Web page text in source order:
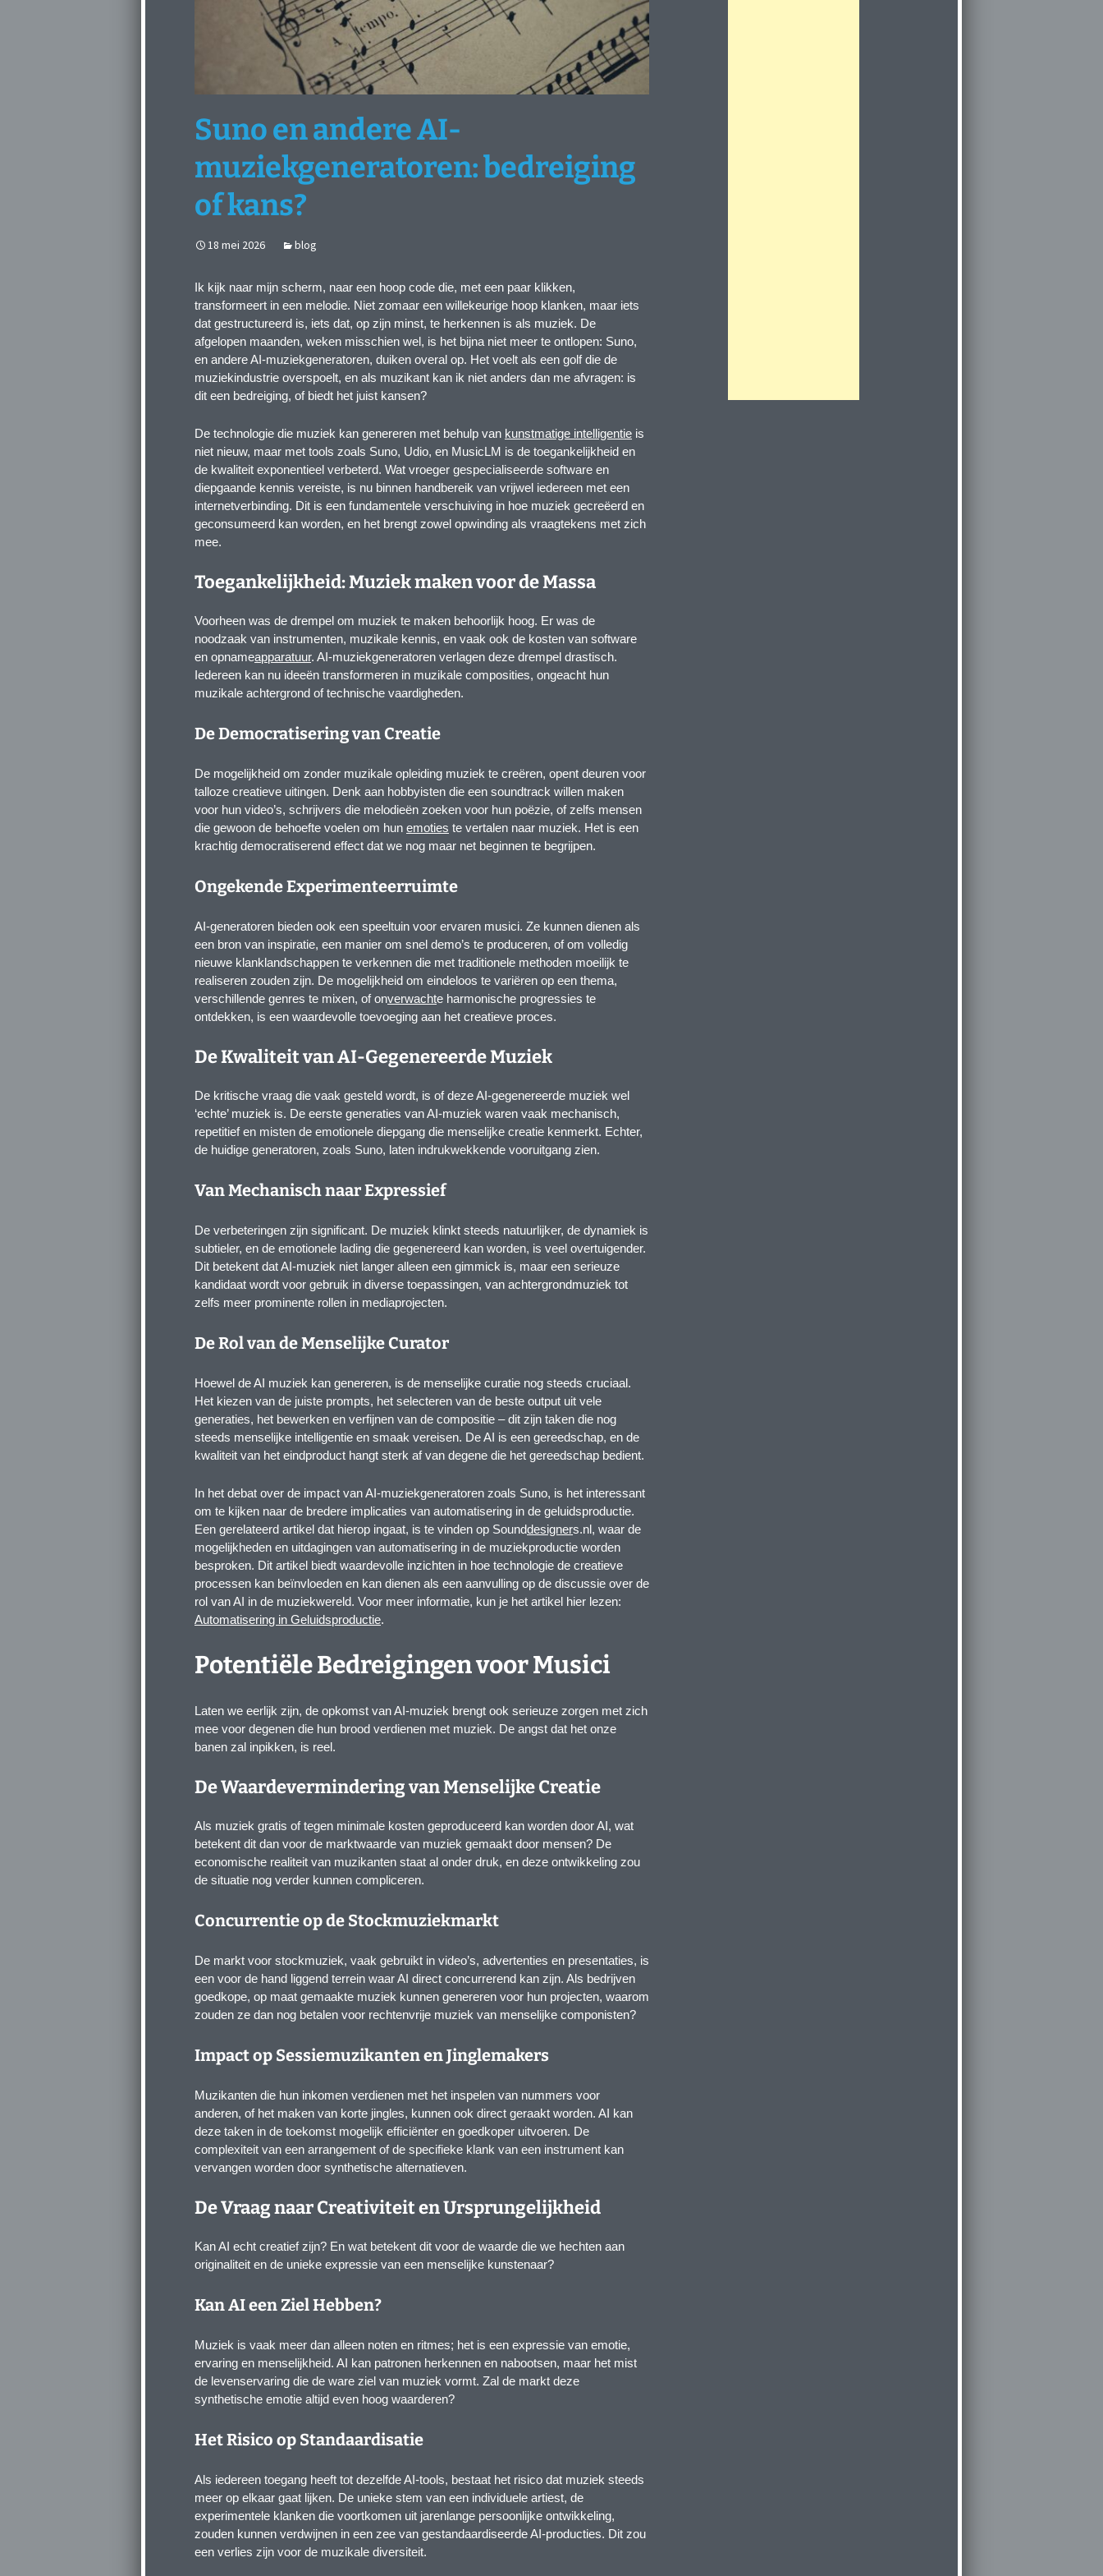
Suno en andere AI-
muziekgeneratoren: bedreiging
of kans?
18 mei 2026 blog
Ik kijk naar mijn scherm, naar een hoop code die, met een paar klikken,
transformeert in een melodie. Niet zomaar een willekeurige hoop klanken, maar iets
dat gestructureerd is, iets dat, op zijn minst, te herkennen is als muziek. De
afgelopen maanden, weken misschien wel, is het bijna niet meer te ontlopen: Suno,
en andere AI-muziekgeneratoren, duiken overal op. Het voelt als een golf die de
muziekindustrie overspoelt, en als muzikant kan ik niet anders dan me afvragen: is
dit een bedreiging, of biedt het juist kansen?
De technologie die muziek kan genereren met behulp van kunstmatige intelligentie is
niet nieuw, maar met tools zoals Suno, Udio, en MusicLM is de toegankelijkheid en
de kwaliteit exponentieel verbeterd. Wat vroeger gespecialiseerde software en
diepgaande kennis vereiste, is nu binnen handbereik van vrijwel iedereen met een
internetverbinding. Dit is een fundamentele verschuiving in hoe muziek gecreëerd en
geconsumeerd kan worden, en het brengt zowel opwinding als vraagtekens met zich
mee.
Toegankelijkheid: Muziek maken voor de Massa
Voorheen was de drempel om muziek te maken behoorlijk hoog. Er was de
noodzaak van instrumenten, muzikale kennis, en vaak ook de kosten van software
en opnameapparatuur. AI-muziekgeneratoren verlagen deze drempel drastisch.
Iedereen kan nu ideeën transformeren in muzikale composities, ongeacht hun
muzikale achtergrond of technische vaardigheden.
De Democratisering van Creatie
De mogelijkheid om zonder muzikale opleiding muziek te creëren, opent deuren voor
talloze creatieve uitingen. Denk aan hobbyisten die een soundtrack willen maken
voor hun video’s, schrijvers die melodieën zoeken voor hun poëzie, of zelfs mensen
die gewoon de behoefte voelen om hun emoties te vertalen naar muziek. Het is een
krachtig democratiserend effect dat we nog maar net beginnen te begrijpen.
Ongekende Experimenteerruimte
AI-generatoren bieden ook een speeltuin voor ervaren musici. Ze kunnen dienen als
een bron van inspiratie, een manier om snel demo’s te produceren, of om volledig
nieuwe klanklandschappen te verkennen die met traditionele methoden moeilijk te
realiseren zouden zijn. De mogelijkheid om eindeloos te variëren op een thema,
verschillende genres te mixen, of onverwachte harmonische progressies te
ontdekken, is een waardevolle toevoeging aan het creatieve proces.
De Kwaliteit van AI-Gegenereerde Muziek
De kritische vraag die vaak gesteld wordt, is of deze AI-gegenereerde muziek wel
‘echte’ muziek is. De eerste generaties van AI-muziek waren vaak mechanisch,
repetitief en misten de emotionele diepgang die menselijke creatie kenmerkt. Echter,
de huidige generatoren, zoals Suno, laten indrukwekkende vooruitgang zien.
Van Mechanisch naar Expressief
De verbeteringen zijn significant. De muziek klinkt steeds natuurlijker, de dynamiek is
subtieler, en de emotionele lading die gegenereerd kan worden, is veel overtuigender.
Dit betekent dat AI-muziek niet langer alleen een gimmick is, maar een serieuze
kandidaat wordt voor gebruik in diverse toepassingen, van achtergrondmuziek tot
zelfs meer prominente rollen in mediaprojecten.
De Rol van de Menselijke Curator
Hoewel de AI muziek kan genereren, is de menselijke curatie nog steeds cruciaal.
Het kiezen van de juiste prompts, het selecteren van de beste output uit vele
generaties, het bewerken en verfijnen van de compositie – dit zijn taken die nog
steeds menselijke intelligentie en smaak vereisen. De AI is een gereedschap, en de
kwaliteit van het eindproduct hangt sterk af van degene die het gereedschap bedient.
In het debat over de impact van AI-muziekgeneratoren zoals Suno, is het interessant
om te kijken naar de bredere implicaties van automatisering in de geluidsproductie.
Een gerelateerd artikel dat hierop ingaat, is te vinden op Sounddesigners.nl, waar de
mogelijkheden en uitdagingen van automatisering in de muziekproductie worden
besproken. Dit artikel biedt waardevolle inzichten in hoe technologie de creatieve
processen kan beïnvloeden en kan dienen als een aanvulling op de discussie over de
rol van AI in de muziekwereld. Voor meer informatie, kun je het artikel hier lezen:
Automatisering in Geluidsproductie.
Potentiële Bedreigingen voor Musici
Laten we eerlijk zijn, de opkomst van AI-muziek brengt ook serieuze zorgen met zich
mee voor degenen die hun brood verdienen met muziek. De angst dat het onze
banen zal inpikken, is reel.
De Waardevermindering van Menselijke Creatie
Als muziek gratis of tegen minimale kosten geproduceerd kan worden door AI, wat
betekent dit dan voor de marktwaarde van muziek gemaakt door mensen? De
economische realiteit van muzikanten staat al onder druk, en deze ontwikkeling zou
de situatie nog verder kunnen compliceren.
Concurrentie op de Stockmuziekmarkt
De markt voor stockmuziek, vaak gebruikt in video’s, advertenties en presentaties, is
een voor de hand liggend terrein waar AI direct concurrerend kan zijn. Als bedrijven
goedkope, op maat gemaakte muziek kunnen genereren voor hun projecten, waarom
zouden ze dan nog betalen voor rechtenvrije muziek van menselijke componisten?
Impact op Sessiemuzikanten en Jinglemakers
Muzikanten die hun inkomen verdienen met het inspelen van nummers voor
anderen, of het maken van korte jingles, kunnen ook direct geraakt worden. AI kan
deze taken in de toekomst mogelijk efficiënter en goedkoper uitvoeren. De
complexiteit van een arrangement of de specifieke klank van een instrument kan
vervangen worden door synthetische alternatieven.
De Vraag naar Creativiteit en Ursprungelijkheid
Kan AI echt creatief zijn? En wat betekent dit voor de waarde die we hechten aan
originaliteit en de unieke expressie van een menselijke kunstenaar?
Kan AI een Ziel Hebben?
Muziek is vaak meer dan alleen noten en ritmes; het is een expressie van emotie,
ervaring en menselijkheid. AI kan patronen herkennen en nabootsen, maar het mist
de levenservaring die de ware ziel van muziek vormt. Zal de markt deze
synthetische emotie altijd even hoog waarderen?
Het Risico op Standaardisatie
Als iedereen toegang heeft tot dezelfde AI-tools, bestaat het risico dat muziek steeds
meer op elkaar gaat lijken. De unieke stem van een individuele artiest, de
experimentele klanken die voortkomen uit jarenlange persoonlijke ontwikkeling,
zouden kunnen verdwijnen in een zee van gestandaardiseerde AI-producties. Dit zou
een verlies zijn voor de muzikale diversiteit.